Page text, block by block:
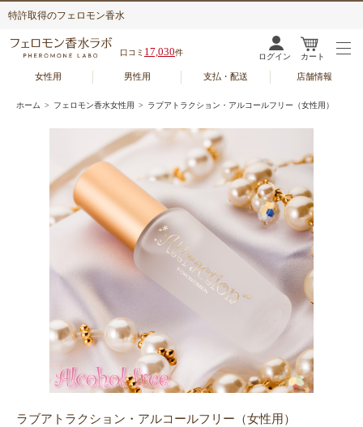
特許取得のフェロモン香水
口コミ 17,030件 ログイン カート
女性用 男性用 支払・配送 店舗情報
ホーム > フェロモン香水女性用 > ラブアトラクション・アルコールフリー（女性用）
ラブアトラクション・アルコールフリー（女性用）